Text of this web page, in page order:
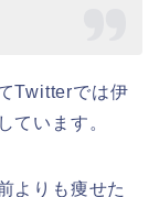
Twitterでは伊
ています。
よりも痩せた